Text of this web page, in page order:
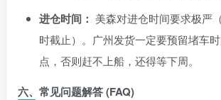
进仓时间： 美森对进仓时间要求极严
时截止）。广州发货一定要预留堵车
点，否则赶不上船，还得等下周。
六、常见问题解答 (FAQ)